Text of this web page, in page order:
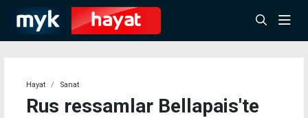
Hayat Sanat
Rus ressamlar Bellapais'te